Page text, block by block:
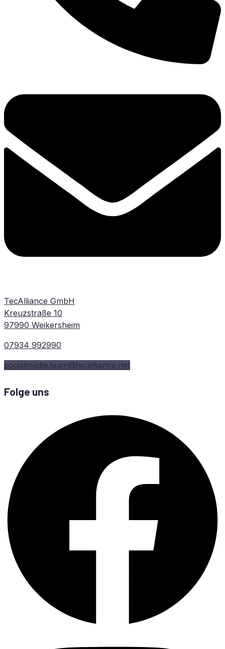
TecAlliance GmbH
Kreuzstraße 10
97990 Weikersheim
07934 992990
socialmedia.team@tecalliance.net
Folge uns